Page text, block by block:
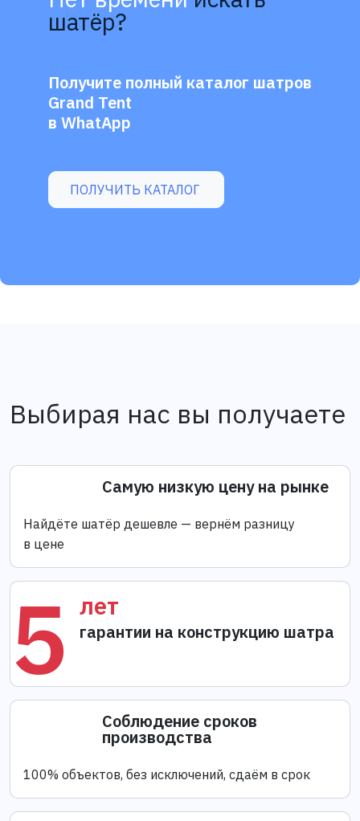
шатёр?
Получите полный каталог шатров
Grand Tent
в WhatApp
ПОЛУЧИТЬ КАТАЛОГ
Выбирая нас вы получаете
Самую низкую цену на рынке
Найдёте шатёр дешевле — вернём разницу
в цене
5 лет
гарантии на конструкцию шатра
Соблюдение сроков
производства
100% объектов, без исключений, сдаём в срок